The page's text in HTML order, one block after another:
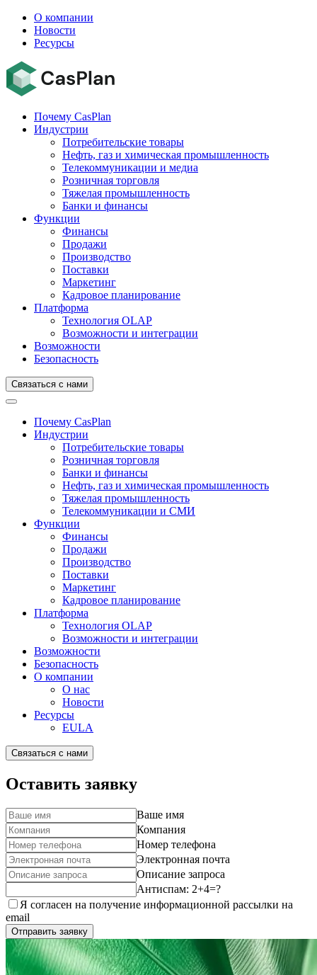
О компании
Новости
Ресурсы
Почему CasPlan
Индустрии
Потребительские товары
Нефть, газ и химическая промышленность
Телекоммуникации и медиа
Розничная торговля
Тяжелая промышленность
Банки и финансы
Функции
Финансы
Продажи
Производство
Поставки
Маркетинг
Кадровое планирование
Платформа
Технология OLAP
Возможности и интеграции
Возможности
Безопасность
Связаться с нами
Почему CasPlan
Индустрии
Потребительские товары
Розничная торговля
Банки и финансы
Нефть, газ и химическая промышленность
Тяжелая промышленность
Телекоммуникации и СМИ
Функции
Финансы
Продажи
Производство
Поставки
Маркетинг
Кадровое планирование
Платформа
Технология OLAP
Возможности и интеграции
Возможности
Безопасность
О компании
О нас
Новости
Ресурсы
EULA
Связаться с нами
Оставить заявку
Ваше имя
Компания
Номер телефона
Электронная почта
Описание запроса
Антиспам: 2+4=?
Я согласен на получение информационной рассылки на
email
Отправить заявку